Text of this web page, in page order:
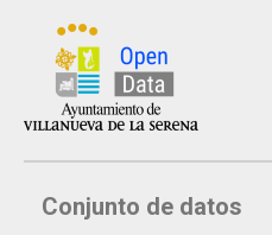
Inicio
Datos
Conjunto de datos